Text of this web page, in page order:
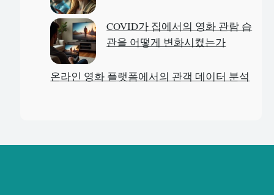
COVID가 집에서의 영화 관람 습
관을 어떻게 변화시켰는가
온라인 영화 플랫폼에서의 관객 데이터 분석